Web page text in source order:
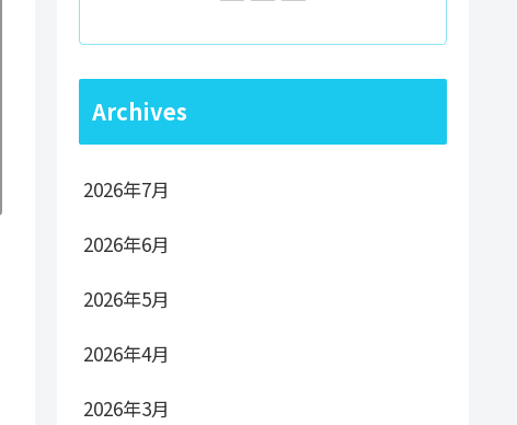
Archives
2026年7月
2026年6月
2026年5月
2026年4月
2026年3月